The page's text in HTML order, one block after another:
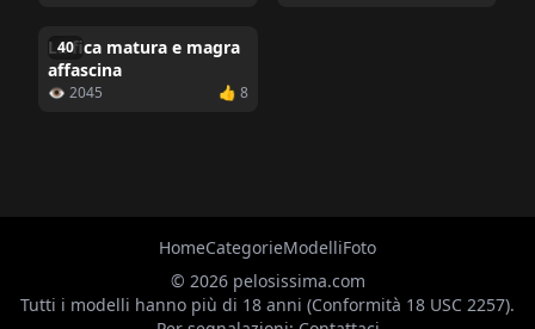
40
La fica matura e magra
affascina
👁 2045 👍 8
HomeCategorieModelliFoto
© 2026 pelosissima.com
Tutti i modelli hanno più di 18 anni (Conformità 18 USC 2257).